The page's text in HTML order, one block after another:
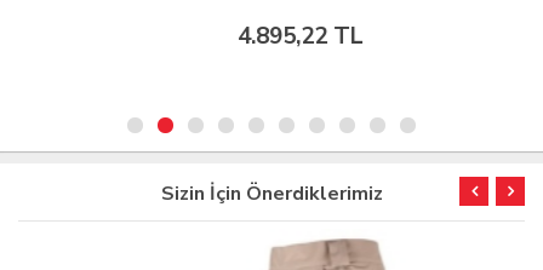
4.895,22 TL
Sizin İçin Önerdiklerimiz